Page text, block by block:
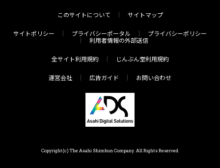
このサイトについて サイトマップ
サイトポリシー プライバシーポータル
プライバシーポリシー
利用者情報の外部送信
全サイト利用規約 じんぶん堂利用規約
運営会社 広告ガイド お問い合わせ
Copyright(c) The Asahi Shimbun Company. All Rights Reserved.